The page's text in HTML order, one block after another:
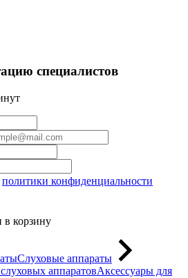
специалистов
политики конфиденциальности
в корзину
Слуховые аппараты
Аксессуары для